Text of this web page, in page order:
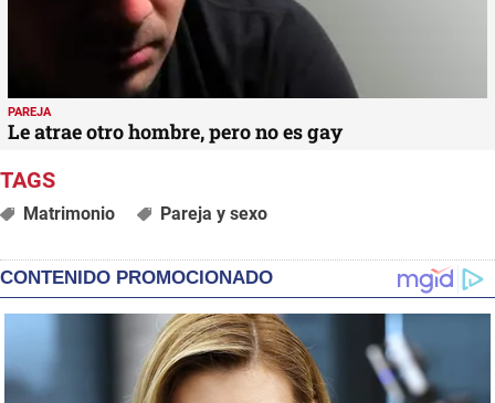
PAREJA
Le atrae otro hombre, pero no es gay
Matrimonio Pareja y sexo
CONTENIDO PROMOCIONADO